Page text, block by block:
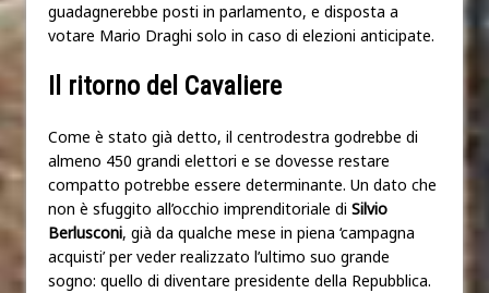
guadagnerebbe posti in parlamento, e disposta a
votare Mario Draghi solo in caso di elezioni anticipate.
Il ritorno del Cavaliere
Come è stato già detto, il centrodestra godrebbe di
almeno 450 grandi elettori e se dovesse restare
compatto potrebbe essere determinante. Un dato che
non è sfuggito all’occhio imprenditoriale di Silvio
Berlusconi, già da qualche mese in piena ‘campagna
acquisti’ per veder realizzato l’ultimo suo grande
sogno: quello di diventare presidente della Repubblica.